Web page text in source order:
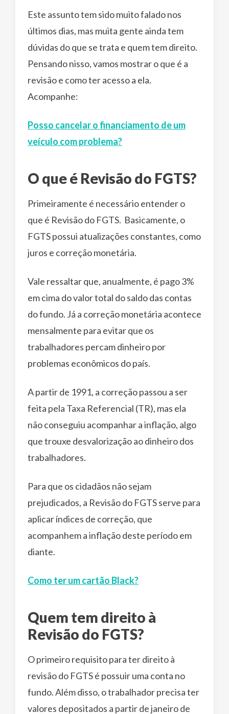
Este assunto tem sido muito falado nos
últimos dias, mas muita gente ainda tem
dúvidas do que se trata e quem tem direito.
Pensando nisso, vamos mostrar o que é a
revisão e como ter acesso a ela.
Acompanhe:
Posso cancelar o financiamento de um
veículo com problema?
O que é Revisão do FGTS?
Primeiramente é necessário entender o
que é Revisão do FGTS. Basicamente, o
FGTS possui atualizações constantes, como
juros e correção monetária.
Vale ressaltar que, anualmente, é pago 3%
em cima do valor total do saldo das contas
do fundo. Já a correção monetária acontece
mensalmente para evitar que os
trabalhadores percam dinheiro por
problemas econômicos do país.
A partir de 1991, a correção passou a ser
feita pela Taxa Referencial (TR), mas ela
não conseguiu acompanhar a inflação, algo
que trouxe desvalorização ao dinheiro dos
trabalhadores.
Para que os cidadãos não sejam
prejudicados, a Revisão do FGTS serve para
aplicar índices de correção, que
acompanhem a inflação deste período em
diante.
Como ter um cartão Black?
Quem tem direito à
Revisão do FGTS?
O primeiro requisito para ter direito à
revisão do FGTS é possuir uma conta no
fundo. Além disso, o trabalhador precisa ter
valores depositados a partir de janeiro de